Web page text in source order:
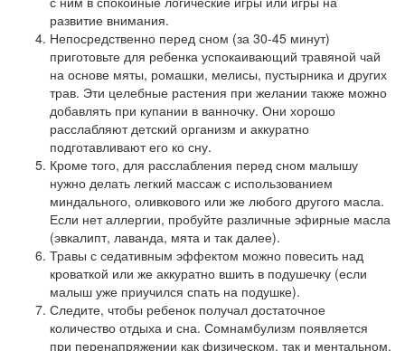
развитие внимания.
Непосредственно перед сном (за 30-45 минут)
приготовьте для ребенка успокаивающий травяной чай
на основе мяты, ромашки, мелисы, пустырника и других
трав. Эти целебные растения при желании также можно
добавлять при купании в ванночку. Они хорошо
расслабляют детский организм и аккуратно
подготавливают его ко сну.
Кроме того, для расслабления перед сном малышу
нужно делать легкий массаж с использованием
миндального, оливкового или же любого другого масла.
Если нет аллергии, пробуйте различные эфирные масла
(эвкалипт, лаванда, мята и так далее).
Травы с седативным эффектом можно повесить над
кроваткой или же аккуратно вшить в подушечку (если
малыш уже приучился спать на подушке).
Следите, чтобы ребенок получал достаточное
количество отдыха и сна. Сомнамбулизм появляется
при перенапряжении как физическом, так и ментальном.